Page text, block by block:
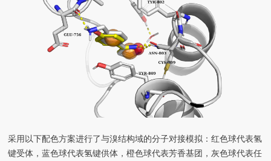
采用以下配色方案进行了与溴结构域的分子对接模拟：红色球代表氢
键受体，蓝色球代表氢键供体，橙色球代表芳香基团，灰色球代表任